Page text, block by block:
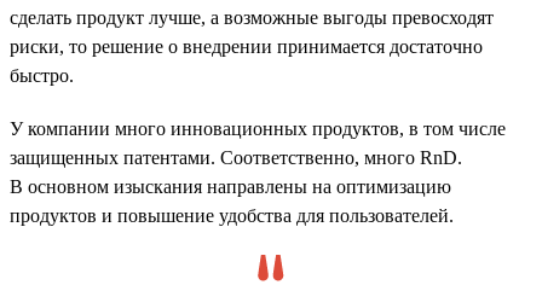
сделать продукт лучше, а возможные выгоды превосходят
риски, то решение о внедрении принимается достаточно
быстро.
У компании много инновационных продуктов, в том числе
защищенных патентами. Соответственно, много RnD.
В основном изыскания направлены на оптимизацию
продуктов и повышение удобства для пользователей.